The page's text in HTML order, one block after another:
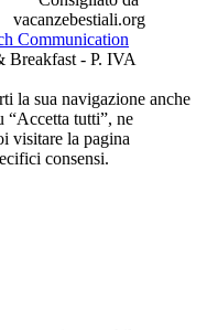
Communication
- P. IVA
la sua navigazione anche
“Accetta tutti”, ne
visitare la pagina
consensi.